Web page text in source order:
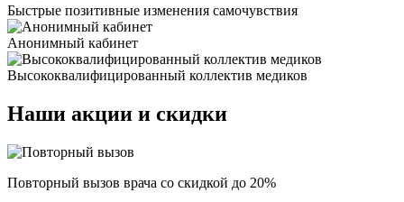
Быстрые позитивные изменения самочувствия
Анонимный кабинет
Высококвалифицированный коллектив медиков
Наши акции и скидки
Повторный вызов врача со скидкой до 20%